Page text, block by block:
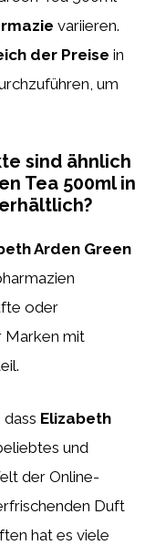
variieren.
der Preise in
um
sind ähnlich
Tea 500ml in
Arden Green
oder
Marken mit
Elizabeth
und
der Online-
Duft
hat es viele